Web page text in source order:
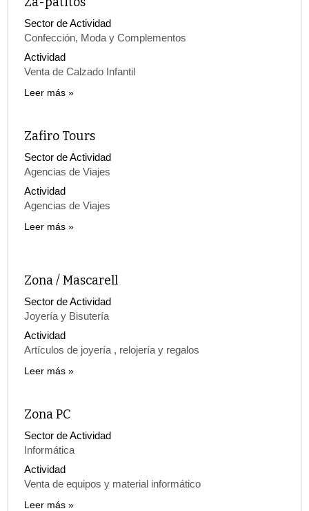
Sector de Actividad
Confección, Moda y Complementos
Actividad
Venta de Calzado Infantil
Leer más
Zafiro Tours
Sector de Actividad
Agencias de Viajes
Actividad
Agencias de Viajes
Leer más
Zona / Mascarell
Sector de Actividad
Joyería y Bisutería
Actividad
Artículos de joyería , relojería y regalos
Leer más
Zona PC
Sector de Actividad
Informática
Actividad
Venta de equipos y material informático
Leer más